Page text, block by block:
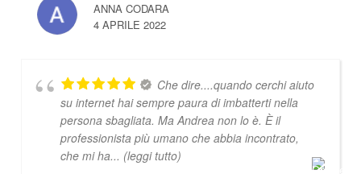
ANNA CODARA
4 APRILE 2022
Che dire....quando cerchi aiuto
su internet hai sempre paura di imbatterti nella
persona sbagliata. Ma Andrea non lo è. È il
professionista più umano che abbia incontrato,
che mi ha... (leggi tutto)